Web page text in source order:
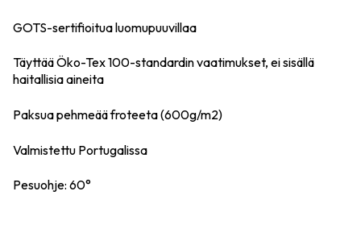
GOTS-sertifioitua luomupuuvillaa
Täyttää Öko-Tex 100-standardin vaatimukset, ei sisällä
haitallisia aineita
Paksua pehmeää froteeta (600g/m2)
Valmistettu Portugalissa
Pesuohje: 60°